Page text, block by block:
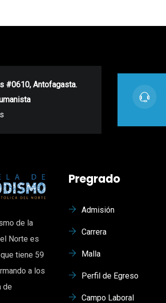
#0610, Antofagasta.
de la
Norte es
tiene 59
a los
de
Pregrado
Admisión
Carrera
Malla
Perfil de Egreso
Campo Laboral